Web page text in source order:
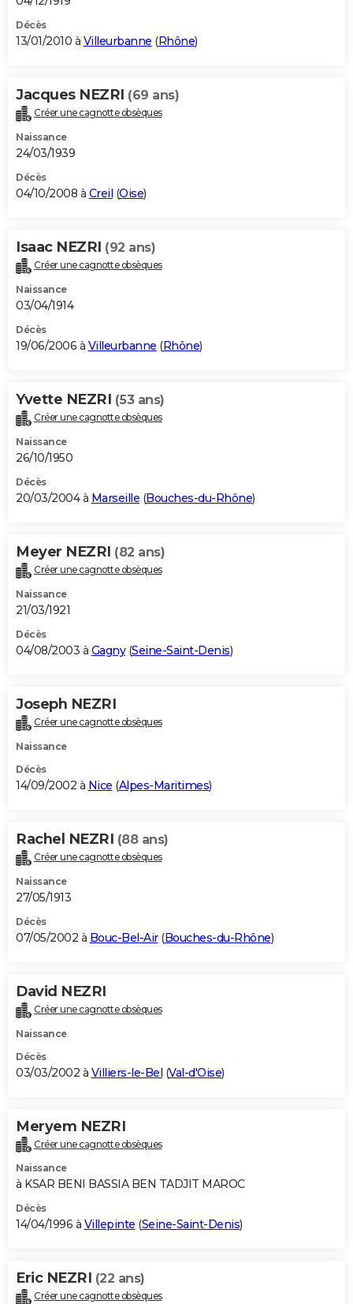
Décès
13/01/2010 à Villeurbanne (Rhône)
Jacques NEZRI (69 ans)
Créer une cagnotte obsèques
Naissance
24/03/1939
Décès
04/10/2008 à Creil (Oise)
Isaac NEZRI (92 ans)
Créer une cagnotte obsèques
Naissance
03/04/1914
Décès
19/06/2006 à Villeurbanne (Rhône)
Yvette NEZRI (53 ans)
Créer une cagnotte obsèques
Naissance
26/10/1950
Décès
20/03/2004 à Marseille (Bouches-du-Rhône)
Meyer NEZRI (82 ans)
Créer une cagnotte obsèques
Naissance
21/03/1921
Décès
04/08/2003 à Gagny(Seine-Saint-Denis)
Joseph NEZRI
Créer une cagnotte obsèques
Naissance
Décès
14/09/2002 à Nice (Alpes-Maritimes)
Rachel NEZRI (88 ans)
Créer une cagnotte obsèques
Naissance
27/05/1913
Décès
07/05/2002 à Bouc-Bel-Air(Bouches-du-Rhône)
David NEZRI
Créer une cagnotte obsèques
Naissance
Décès
03/03/2002 à Villiers-le-Bel (Val-d'Oise)
Meryem NEZRI
Créer une cagnotte obsèques
Naissance
à KSAR BENI BASSIA BEN TADJIT MAROC
Décès
14/04/1996 à Villepinte (Seine-Saint-Denis)
Eric NEZRI (22 ans)
Créer une cagnotte obsèques